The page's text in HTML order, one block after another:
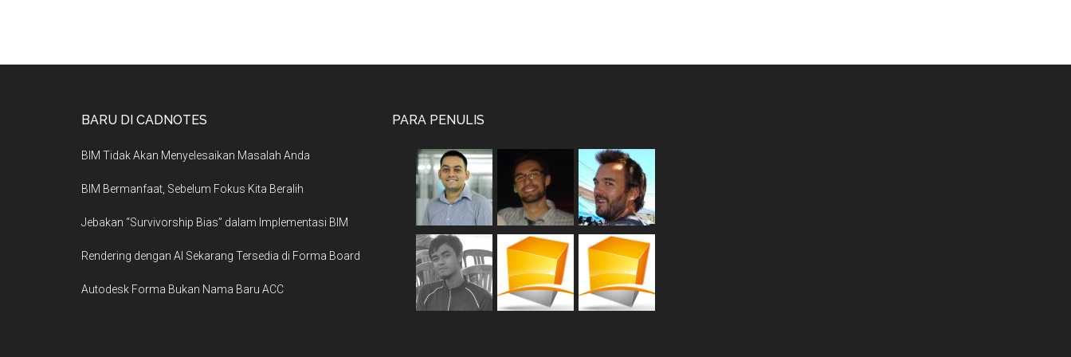
BARU DI CADNOTES
BIM Tidak Akan Menyelesaikan Masalah Anda
BIM Bermanfaat, Sebelum Fokus Kita Beralih
Jebakan “Survivorship Bias” dalam Implementasi BIM
Rendering dengan AI Sekarang Tersedia di Forma Board
Autodesk Forma Bukan Nama Baru ACC
PARA PENULIS